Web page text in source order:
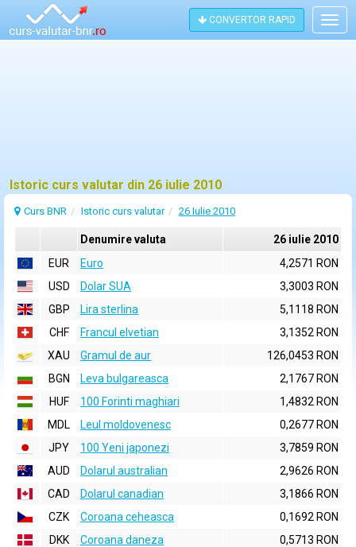
CONVERTOR RAPID
Istoric curs valutar din 26 iulie 2010
Curs BNR Istoric curs valutar 26 Iulie 2010
Denumire valuta
26 iulie 2010
EUR
Euro
4,2571 RON
USD
Dolar SUA
3,3003 RON
GBP
Lira sterlina
5,1118 RON
CHF
Francul elvetian
3,1352 RON
XAU
Gramul de aur
126,0453 RON
BGN
Leva bulgareasca
2,1767 RON
HUF
100 Forinti maghiari
1,4832 RON
MDL
Leul moldovenesc
0,2677 RON
JPY
100 Yeni japonezi
3,7859 RON
AUD
Dolarul australian
2,9626 RON
CAD
Dolarul canadian
3,1866 RON
CZK
Coroana ceheasca
0,1692 RON
DKK
Coroana daneza
0,5713 RON